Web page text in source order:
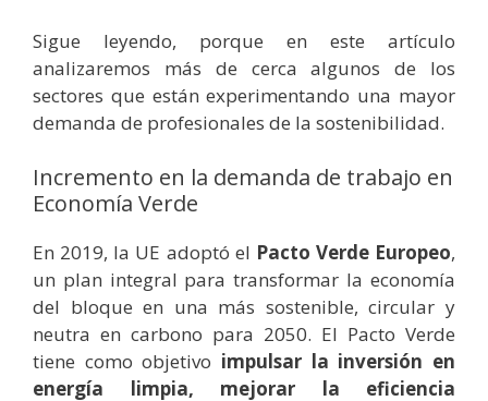
Sigue leyendo, porque en este artículo
analizaremos más de cerca algunos de los
sectores que están experimentando una mayor
demanda de profesionales de la sostenibilidad.
Incremento en la demanda de trabajo en
Economía Verde
En 2019, la UE adoptó el Pacto Verde Europeo,
un plan integral para transformar la economía
del bloque en una más sostenible, circular y
neutra en carbono para 2050. El Pacto Verde
tiene como objetivo impulsar la inversión en
energía limpia, mejorar la eficiencia